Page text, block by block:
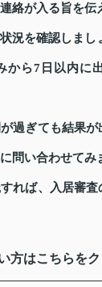
絡が入る旨を伝
況を確認しまし
から7日以内に
過ぎても結果
問い合わせてみ
れば、入居審査
方はこちらを